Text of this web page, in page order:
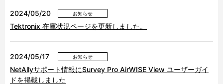
2024/05/20 お知らせ
Tektronix 在庫状況ページを更新しました。
2024/05/17 お知らせ
NetAllyサポート情報にSurvey Pro AirWISE View ユーザーガイ
ドを掲載しました